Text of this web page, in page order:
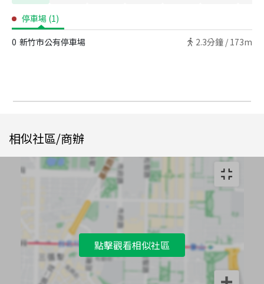
停車場 (1)
0 新竹市公有停車場 2.3分鐘 / 173m
相似社區/商辦
點擊觀看相似社區